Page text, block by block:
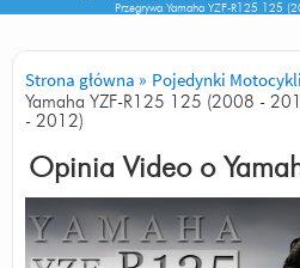
Przegrywa Yamaha YZF-R125 125
Strona główna » Pojedynki Motocykli
Yamaha YZF-R125 125 (2008 -
- 2012)
Opinia Video o